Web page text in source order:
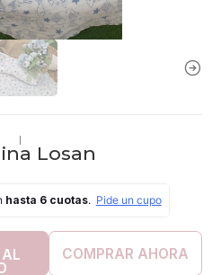
|
Losan
AL COMPRAR AHORA